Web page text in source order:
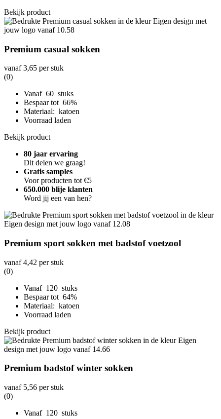
Bekijk product
Premium casual sokken
vanaf3,65 per stuk
(0)
Vanaf 60 stuks
Bespaar tot 66%
Materiaal: katoen
Voorraad laden
Bekijk product
80 jaar ervaring
Dit delen we graag!
Gratis samples
Voor producten tot €5
650.000 blije klanten
Word jij een van hen?
Premium sport sokken met badstof voetzool
vanaf4,42 per stuk
(0)
Vanaf 120 stuks
Bespaar tot 64%
Materiaal: katoen
Voorraad laden
Bekijk product
Premium badstof winter sokken
vanaf 5,56 per stuk
(0)
Vanaf 120 stuks